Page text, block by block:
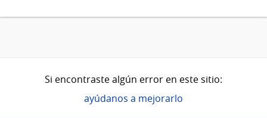
Si encontraste algún error en este sitio:
ayúdanos a mejorarlo